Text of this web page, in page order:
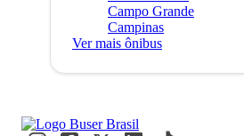
Campo Grande
Campinas
Ver mais ônibus